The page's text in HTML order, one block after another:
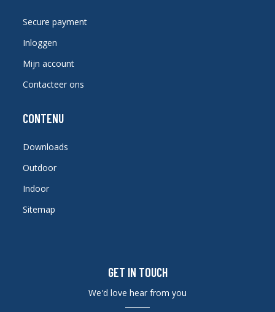
Secure payment
Inloggen
Mijn account
Contacteer ons
CONTENU
Downloads
Outdoor
Indoor
Sitemap
GET IN TOUCH
We'd love hear from you